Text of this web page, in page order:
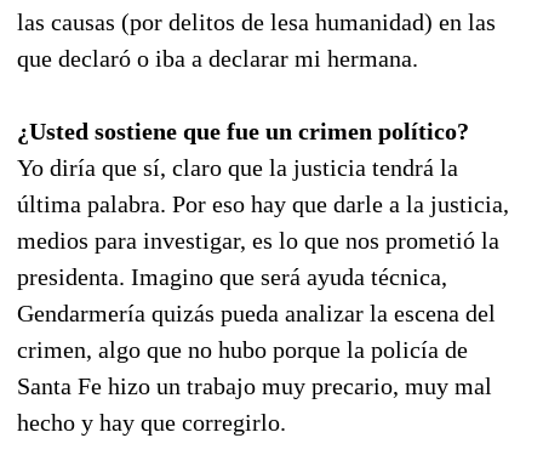
las causas (por delitos de lesa humanidad) en las
que declaró o iba a declarar mi hermana.
¿Usted sostiene que fue un crimen político?
Yo diría que sí, claro que la justicia tendrá la
última palabra. Por eso hay que darle a la justicia,
medios para investigar, es lo que nos prometió la
presidenta. Imagino que será ayuda técnica,
Gendarmería quizás pueda analizar la escena del
crimen, algo que no hubo porque la policía de
Santa Fe hizo un trabajo muy precario, muy mal
hecho y hay que corregirlo.